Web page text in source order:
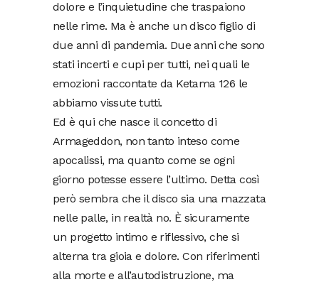
dolore e l’inquietudine che traspaiono
nelle rime. Ma è anche un disco figlio di
due anni di pandemia. Due anni che sono
stati incerti e cupi per tutti, nei quali le
emozioni raccontate da Ketama 126 le
abbiamo vissute tutti.
Ed è qui che nasce il concetto di
Armageddon, non tanto inteso come
apocalissi, ma quanto come se ogni
giorno potesse essere l’ultimo. Detta così
però sembra che il disco sia una mazzata
nelle palle, in realtà no. È sicuramente
un progetto intimo e riflessivo, che si
alterna tra gioia e dolore. Con riferimenti
alla morte e all’autodistruzione, ma